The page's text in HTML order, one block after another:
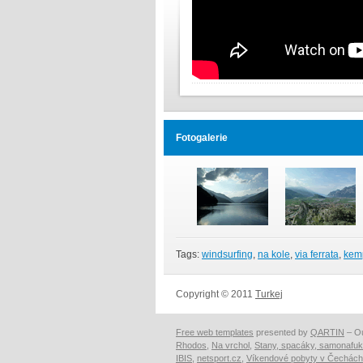
Fotogalerie
Tags: windsurfing, na kole, via ferrata,
Copyright © 2011 Turkej
Free web templates presented by QARTIN –
Rhodos
Na vrchol Stany, spacáky,
IBIS netsport.cz Víkendové pobyty v Čechách